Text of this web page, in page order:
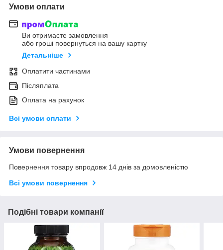
Умови оплати
Ви отримаєте замовлення
або гроші повернуться на вашу картку
Детальніше
Оплатити частинами
Післяплата
Оплата на рахунок
Всі умови оплати
Умови повернення
Повернення товару впродовж 14 днів за домовленістю
Всі умови повернення
Подібні товари компанії